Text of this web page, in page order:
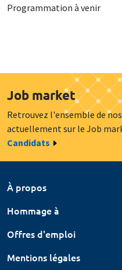
Programmation à venir
Job market
Retrouvez l'ensemble de
actuellement sur le Job
Candidats
À propos
Hommage à
Offres d'emploi
Mentions légales